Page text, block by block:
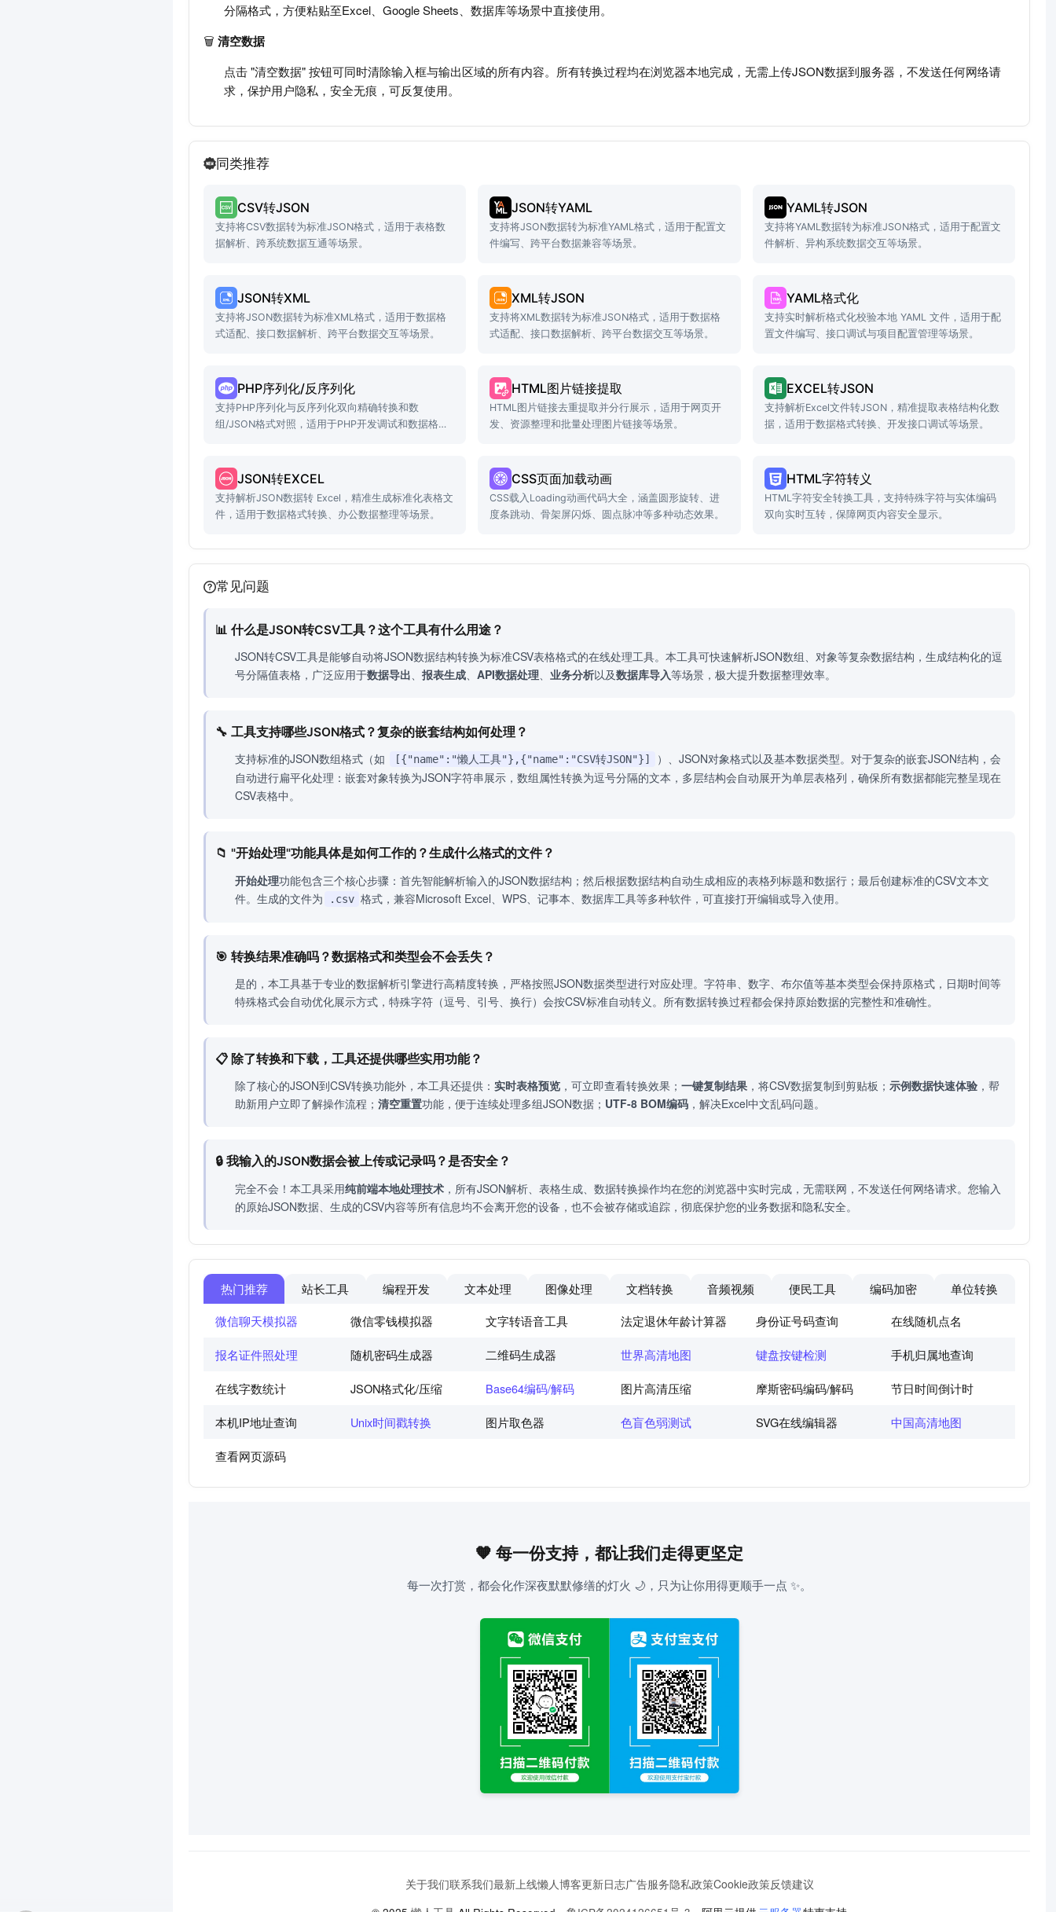
分隔格式，方便粘贴至Excel、Google Sheets、数据库等场景中直接使用。
🗑️ 清空数据
点击 "清空数据" 按钮可同时清除输入框与输出区域的所有内容。所有转换过程均在浏览器本地完成，无需上传JSON数据到服务器，不发送任何网络请
求，保护用户隐私，安全无痕，可反复使用。
同类推荐
CSV转JSON
支持将CSV数据转为标准JSON格式，适用于表格数
据解析、跨系统数据互通等场景。
JSON转YAML
支持将JSON数据转为标准YAML格式，适用于配置文
件编写、跨平台数据兼容等场景。
YAML转JSON
支持将YAML数据转为标准JSON格式，适用于配置文
件解析、异构系统数据交互等场景。
JSON转XML
支持将JSON数据转为标准XML格式，适用于数据格
式适配、接口数据解析、跨平台数据交互等场景。
XML转JSON
支持将XML数据转为标准JSON格式，适用于数据格
式适配、接口数据解析、跨平台数据交互等场景。
YAML格式化
支持实时解析格式化校验本地 YAML 文件，适用于配
置文件编写、接口调试与项目配置管理等场景。
PHP序列化/反序列化
支持PHP序列化与反序列化双向精确转换和数
组/JSON格式对照，适用于PHP开发调试和数据格式
HTML图片链接提取
HTML图片链接去重提取并分行展示，适用于网页开
发、资源整理和批量处理图片链接等场景。
EXCEL转JSON
支持解析Excel文件转JSON，精准提取表格结构化数
据，适用于数据格式转换、开发接口调试等场景。
JSON转EXCEL
支持解析JSON数据转 Excel，精准生成标准化表格文
件，适用于数据格式转换、办公数据整理等场景。
CSS页面加载动画
CSS载入Loading动画代码大全，涵盖圆形旋转、进
度条跳动、骨架屏闪烁、圆点脉冲等多种动态效果。
HTML字符转义
HTML字符安全转换工具，支持特殊字符与实体编码
双向实时互转，保障网页内容安全显示。
常见问题
📊 什么是JSON转CSV工具？这个工具有什么用途？
JSON转CSV工具是能够自动将JSON数据结构转换为标准CSV表格格式的在线处理工具。本工具可快速解析JSON数组、对象等复杂数据结构，生成结构化的逗
号分隔值表格，广泛应用于数据导出 报表生成 API数据处理 业务分析以及数据库导入等场景，极大提升数据整理效率。
🔧 工具支持哪些JSON格式？复杂的嵌套结构如何处理？
支持标准的JSON数组格式（如 [{"name":"懒人工具"},{"name":"CSV转JSON"}]
）、JSON对象格式以及基本数据类型。对于复杂的嵌套JSON结构，会
自动进行扁平化处理：嵌套对象转换为JSON字符串展示，数组属性转换为逗号分隔的文本，多层结构会自动展开为单层表格列，确保所有数据都能完整呈现在
CSV表格中。
📁 "开始处理"功能具体是如何工作的？生成什么格式的文件？
开始处理功能包含三个核心步骤：首先智能解析输入的JSON数据结构；然后根据数据结构自动生成相应的表格列标题和数据行；最后创建标准的CSV文本文
件。生成的文件为
.csv 格式，兼容Microsoft Excel、WPS、记事本、数据库工具等多种软件，可直接打开编辑或导入使用。
🎯 转换结果准确吗？数据格式和类型会不会丢失？
是的，本工具基于专业的数据解析引擎进行高精度转换，严格按照JSON数据类型进行对应处理。字符串、数字、布尔值等基本类型会保持原格式，日期时间等
特殊格式会自动优化展示方式，特殊字符（逗号、引号、换行）会按CSV标准自动转义。所有数据转换过程都会保持原始数据的完整性和准确性。
📋 除了转换和下载，工具还提供哪些实用功能？
除了核心的JSON到CSV转换功能外，本工具还提供： 实时表格预览 ，可立即查看转换效果； 一键复制结果 ，将CSV数据复制到剪贴板； 示例数据快速体验 ，帮
助新用户立即了解操作流程； 清空重置功能，便于连续处理多组JSON数据； UTF-8 BOM编码 ，解决Excel中文乱码问题。
🔒 我输入的JSON数据会被上传或记录吗？是否安全？
完全不会！本工具采用纯前端本地处理技术 ，所有JSON解析、表格生成、数据转换操作均在您的浏览器中实时完成，无需联网，不发送任何网络请求。您输入
的原始JSON数据、生成的CSV内容等所有信息均不会离开您的设备，也不会被存储或追踪，彻底保护您的业务数据和隐私安全。
热门推荐 站长工具 编程开发 文本处理 图像处理 文档转换 音频视频 便民工具 编码加密
单位转换
微信聊天模拟器
微信零钱模拟器 文字转语音工具 法定退休年龄计算器 身份证号码查询 在线随机点名
报名证件照处理 随机密码生成器 二维码生成器 世界高清地图 键盘按键检测 手机归属地查询
在线字数统计 JSON格式化/压缩 Base64编码/解码 图片高清压缩 摩斯密码编码/解码 节日时间倒计时
本机IP地址查询 Unix时间戳转换 图片取色器 色盲色弱测试 SVG在线编辑器 中国高清地图
查看网页源码
🧡 每一份支持，都让我们走得更坚定
每一次打赏，都会化作深夜默默修缮的灯火 🌙，只为让你用得更顺手一点 ✨。
关于我们联系我们最新上线懒人博客更新日志广告服务隐私政策Cookie政策反馈建议